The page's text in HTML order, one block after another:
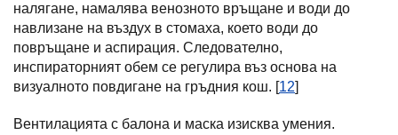
налягане, намалява венозното връщане и води до
навлизане на въздух в стомаха, което води до
повръщане и аспирация. Следователно,
инспираторният обем се регулира въз основа на
визуалното повдигане на гръдния кош. [12]
Вентилацията с балона и маска изисква умения.